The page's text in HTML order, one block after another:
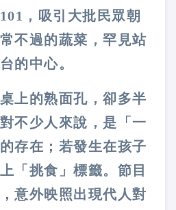
101 ，吸引大批民眾朝
不過的蔬菜，罕見站
的中心。
上的熟面孔，卻多半
不少人來說，是「一
存在；若發生在孩子
「挑食」標籤。節目
意外映照出現代人對